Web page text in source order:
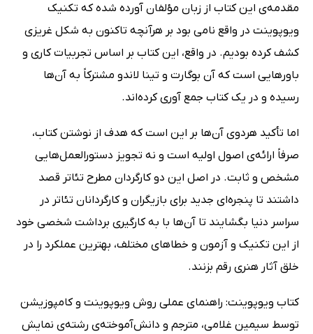
مقدمه‌ی این کتاب از زبان مؤلفان آورده شده که تکنیک
ویو‌پوینت در واقع نامی بود بر هرآنچه تاکنون به شکل غریزی
کشف کرده بودیم. در واقع، این کتاب بر اساس تجربیات کاری و
باورهایی است که آن بوگارت و تینا لاندو مشترکاً به آن‌ها
رسیده و در یک کتاب جمع آوری کرده‌اند.
اما تأکید هردوی آن‌ها بر این است که هدف از نوشتن کتاب،
صرفاً ارائه‌ی اصول اولیه است و نه تجویز دستورالعمل‌هایی
مشخص و ثابت. در اصل این دو کارگردان مطرح تئاتر قصد
داشتند تا پنجره‌ای جدید برای بازیگران و کارگردانان تئاتر در
سراسر دنیا بگشایند تا آن‌ها با به کارگیری برداشت شخصی خود
از این تکنیک و آزمون و خطاهای مختلف، بهترین عملکرد را در
خلق آثار هنری رقم بزنند.
کتاب ویوپوینت: راهنماى عملى روش ویوپوینت و کامپوزیشن
توسط سیمین غلامی، مترجم و دانش‌آموخته‌ی رشته‌ی نمایش